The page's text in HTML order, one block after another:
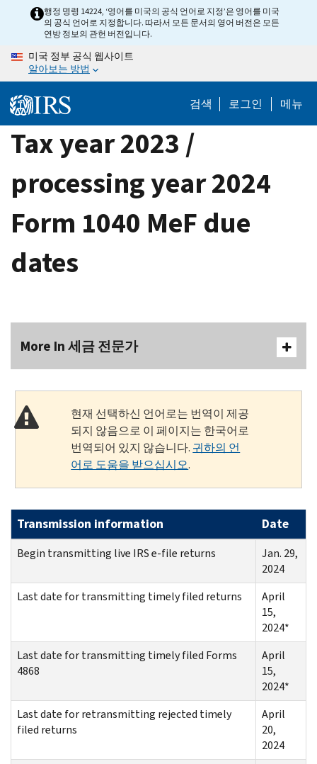
content
행정 명령 14224, ‘영어를 미국의 공식 언어로 지정’은 영어를 미국
의 공식 언어로 지정합니다. 따라서 모든 문서의 영어 버전은 모든
연방 정보의 관헌 버전입니다.
미국 정부 공식 웹사이트
알아보는 방법
검색 로그인 메뉴
Tax year 2023 /
processing year 2024
Form 1040 MeF due
dates
More In 세금 전문가
현재 선택하신 언어로는 번역이 제공
되지 않음으로 이 페이지는 한국어로
번역되어 있지 않습니다. 귀하의 언
어로 도움을 받으십시오.
Transmission information Date
Begin transmitting live IRS e-file returns
Jan. 29,
2024
Last date for transmitting timely filed returns
April
15,
2024*
Last date for transmitting timely filed Forms
4868
April
15,
2024*
Last date for retransmitting rejected timely
filed returns
April
20,
2024